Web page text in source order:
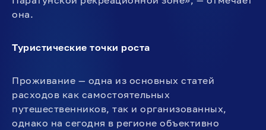
она.
Туристические точки роста
Проживание — одна из основных статей
расходов как самостоятельных
путешественников, так и организованных,
однако на сегодня в регионе объективно